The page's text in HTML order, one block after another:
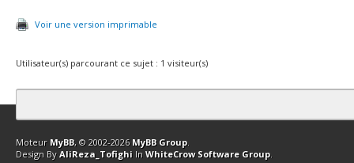
Voir une version imprimable
Utilisateur(s) parcourant ce sujet : 1 visiteur(s)
Contact Club Affiliation Retourner en haut Version bas-débit
Moteur MyBB, © 2002-2026 MyBB Group.
Design By AliReza_Tofighi In WhiteCrow Software Group.